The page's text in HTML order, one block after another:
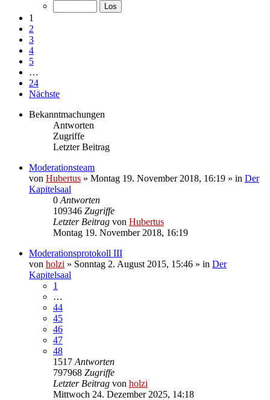
1
2
3
4
5
…
24
Nächste
Bekanntmachungen
Antworten
Zugriffe
Letzter Beitrag
Moderationsteam
von Hubertus » Montag 19. November 2018, 16:19 » in Der
Kapitelsaal
0 Antworten
109346 Zugriffe
Letzter Beitrag von Hubertus
Montag 19. November 2018, 16:19
Moderationsprotokoll III
von holzi » Sonntag 2. August 2015, 15:46 » in Der
Kapitelsaal
1
…
44
45
46
47
48
1517 Antworten
797968 Zugriffe
Letzter Beitrag von holzi
Mittwoch 24. Dezember 2025, 14:18